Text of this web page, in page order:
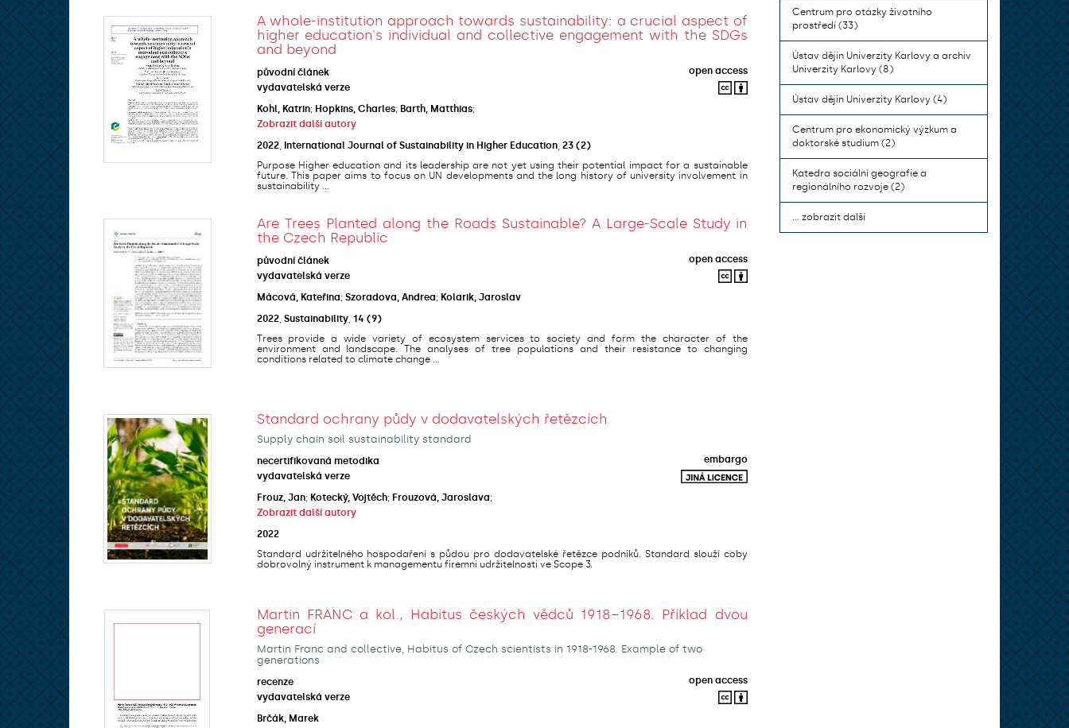
A whole-institution approach towards sustainability: a crucial aspect of
higher education's individual and collective engagement with the SDGs
and beyond
původní článek
open access
vydavatelská verze
Kohl, Katrin; Hopkins, Charles; Barth, Matthias;
Zobrazit další autory
2022, International Journal of Sustainability in Higher Education, 23 (2)
Purpose Higher education and its leadership are not yet using their potential impact for a sustainable
future. This paper aims to focus on UN developments and the long history of university involvement in
sustainability ...
Are Trees Planted along the Roads Sustainable? A Large-Scale Study in
the Czech Republic
původní článek
open access
vydavatelská verze
Mácová, Kateřina; Szoradova, Andrea; Kolarik, Jaroslav
2022, Sustainability, 14 (9)
Trees provide a wide variety of ecosystem services to society and form the character of the
environment and landscape. The analyses of tree populations and their resistance to changing
conditions related to climate change ...
Standard ochrany půdy v dodavatelských řetězcích
Supply chain soil sustainability standard
necertifikovaná metodika
embargo
vydavatelská verze
Frouz, Jan; Kotecký, Vojtěch; Frouzová, Jaroslava;
Zobrazit další autory
2022
Standard udržitelného hospodaření s půdou pro dodavatelské řetězce podniků. Standard slouží coby
dobrovolný instrument k managementu firemní udržitelnosti ve Scope 3.
Martin FRANC a kol., Habitus českých vědců 1918–1968. Příklad dvou
generací
Martin Franc and collective, Habitus of Czech scientists in 1918-1968. Example of two
generations
recenze
open access
vydavatelská verze
Brčák, Marek
Centrum pro otázky životního
prostředí (33)
Ústav dějin Univerzity Karlovy a archiv
Univerzity Karlovy (8)
Ústav dějin Univerzity Karlovy (4)
Centrum pro ekonomický výzkum a
doktorské studium (2)
Katedra sociální geografie a
regionálního rozvoje (2)
... zobrazit další